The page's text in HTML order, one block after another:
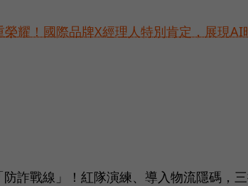
耀！國際品牌X經理人特別肯定，展現
詐戰線」！紅隊演練、導入物流隱碼，